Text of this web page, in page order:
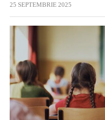
25 SEPTEMBRIE 2025